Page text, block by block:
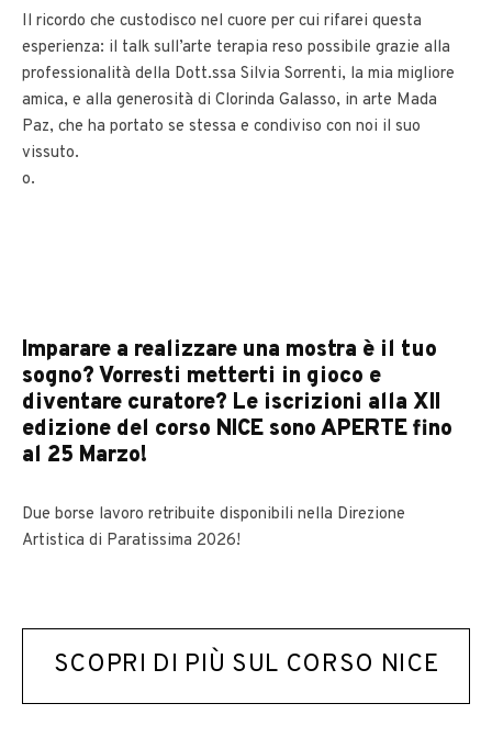
Il ricordo che custodisco nel cuore per cui rifarei questa
esperienza: il talk sull’arte terapia reso possibile grazie alla
professionalità della Dott.ssa Silvia Sorrenti, la mia migliore
amica, e alla generosità di Clorinda Galasso, in arte Mada
Paz, che ha portato se stessa e condiviso con noi il suo
vissuto.
o.
Imparare a realizzare una mostra è il tuo
sogno? Vorresti metterti in gioco e
diventare curatore? Le iscrizioni alla XII
edizione del corso NICE sono APERTE fino
al 25 Marzo!
Due borse lavoro retribuite disponibili nella Direzione
Artistica di Paratissima 2026!
SCOPRI DI PIÙ SUL CORSO NICE